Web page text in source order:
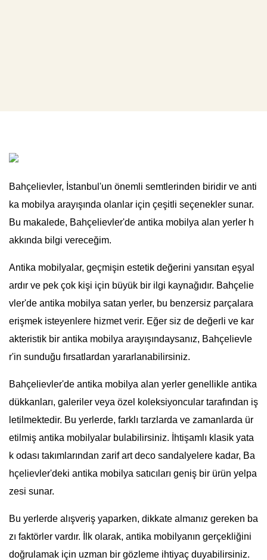
Bahçelievler, İstanbul'un önemli semtlerinden biridir ve anti
ka mobilya arayışında olanlar için çeşitli seçenekler sunar.
Bu makalede, Bahçelievler'de antika mobilya alan yerler h
akkında bilgi vereceğim.
Antika mobilyalar, geçmişin estetik değerini yansıtan eşyal
ardır ve pek çok kişi için büyük bir ilgi kaynağıdır. Bahçelie
vler'de antika mobilya satan yerler, bu benzersiz parçalara
erişmek isteyenlere hizmet verir. Eğer siz de değerli ve kar
akteristik bir antika mobilya arayışındaysanız, Bahçelievle
r'in sunduğu fırsatlardan yararlanabilirsiniz.
Bahçelievler'de antika mobilya alan yerler genellikle antika
dükkanları, galeriler veya özel koleksiyoncular tarafından iş
letilmektedir. Bu yerlerde, farklı tarzlarda ve zamanlarda ür
etilmiş antika mobilyalar bulabilirsiniz. İhtişamlı klasik yata
k odası takımlarından zarif art deco sandalyelere kadar, Ba
hçelievler'deki antika mobilya satıcıları geniş bir ürün yelpa
zesi sunar.
Bu yerlerde alışveriş yaparken, dikkate almanız gereken ba
zı faktörler vardır. İlk olarak, antika mobilyanın gerçekliğini
doğrulamak için uzman bir gözleme ihtiyaç duyabilirsiniz.